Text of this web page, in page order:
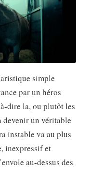
simple
par un héros
dire la, ou plutôt les
devenir un véritable
instable va au plus
inexpressif et
au-dessus des